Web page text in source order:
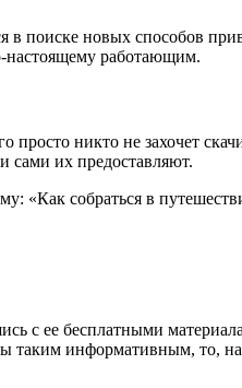
в поиске новых способов
настоящему работающим.
никто не захочет
сами их предоставляют.
«Как собраться в
с ее бесплатными
таким информативным, то,